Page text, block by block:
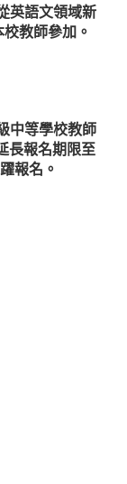
英語文領域新
教師參加。
中等學校教師
長報名期限至
報名。